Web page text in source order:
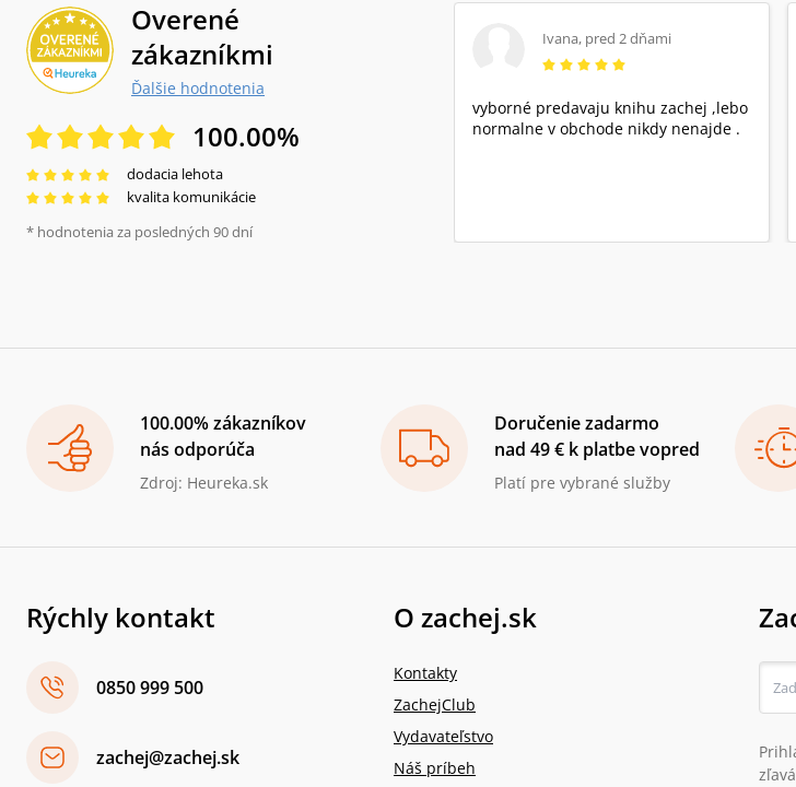
Overené
zákazníkmi
Ďalšie hodnotenia
100.00%
dodacia lehota
kvalita komunikácie
* hodnotenia za posledných 90 dní
Ivana, pred 2 dňami
vyborné predavaju knihu zachej ,lebo
normalne v obchode nikdy nenajde .
100.00% zákazníkov
nás odporúča
Zdroj: Heureka.sk
Doručenie zadarmo
nad 49 € k platbe vopred
Platí pre vybrané služby
Rýchly kontakt
0850 999 500
zachej@zachej.sk
O zachej.sk
Kontakty
ZachejClub
Vydavateľstvo
Náš príbeh